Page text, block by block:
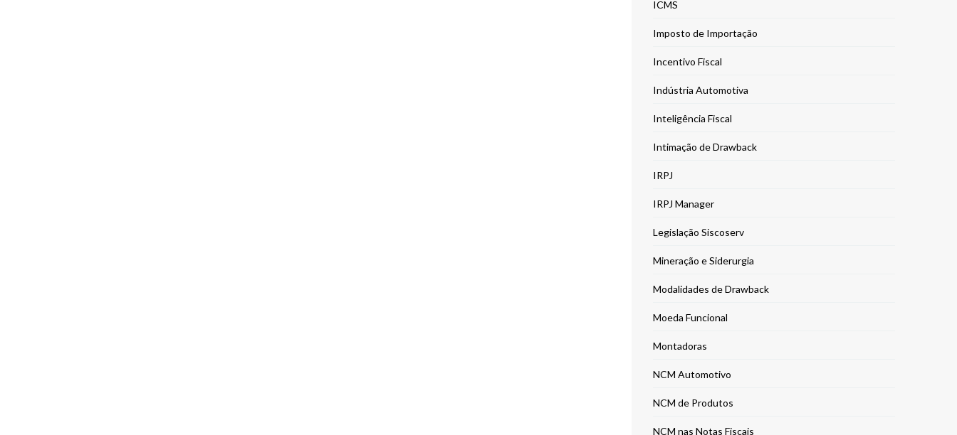
ICMS
Imposto de Importação
Incentivo Fiscal
Indústria Automotiva
Inteligência Fiscal
Intimação de Drawback
IRPJ
IRPJ Manager
Legislação Siscoserv
Mineração e Siderurgia
Modalidades de Drawback
Moeda Funcional
Montadoras
NCM Automotivo
NCM de Produtos
NCM nas Notas Fiscais